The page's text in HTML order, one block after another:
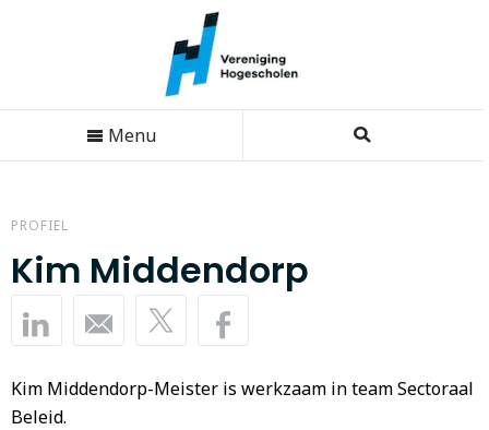
Menu
PROFIEL
Kim Middendorp
Kim Middendorp-Meister is werkzaam in team Sectoraal
Beleid.